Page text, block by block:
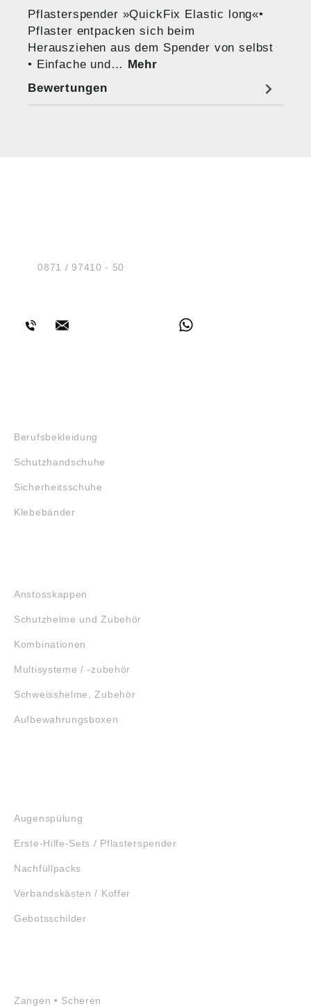
Pflasterspender »QuickFix Elastic long«•
Pflaster entpacken sich beim
Herausziehen aus dem Spender von selbst
• Einfache und… Mehr
Bewertungen
Tel.:0871 / 97410 - 50
Berufsbekleidung
Schutzhandschuhe
Sicherheitsschuhe
Klebebänder
Anstosskappen
Schutzhelme und Zubehör
Kombinationen
Multisysteme / -zubehör
Schweisshelme, Zubehör
Aufbewahrungsboxen
Augenspülung
Erste-Hilfe-Sets / Pflasterspender
Nachfüllpacks
Verbandskästen / Koffer
Gebotsschilder
Zangen • Scheren